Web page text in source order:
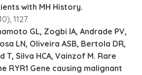
with MH History.
1127.
GL, Zogbi IA, Andrade PV,
LN, Oliveira ASB, Bertola DR,
T, Silva HCA, Vainzof M. Rare
RYR1 Gene causing malignant